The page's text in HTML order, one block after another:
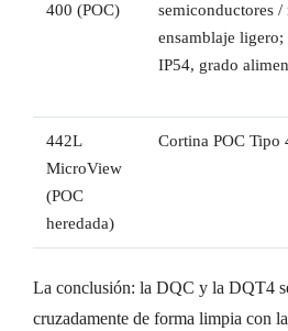
400 (POC)
semiconductores
ensamblaje
IP54, grado
442L
MicroView
(POC
heredada)
Cortina POC Tipo
La conclusión: la DQC y la DQT4
cruzadamente de forma limpia con